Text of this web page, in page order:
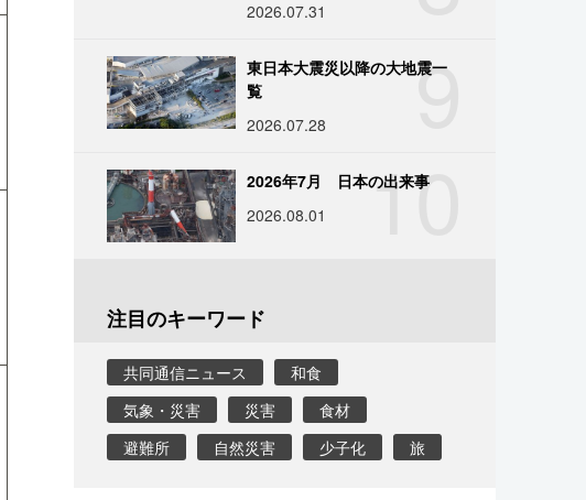
2026.07.31
9
東日本大震災以降の大地震一
覧
2026.07.28
10
2026年7月 日本の出来事
2026.08.01
注目のキーワード
共同通信ニュース
和食
気象・災害
災害
食材
避難所
自然災害 少子化 旅